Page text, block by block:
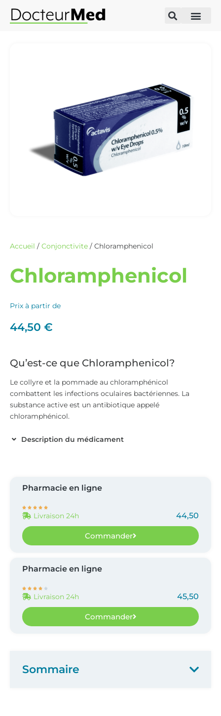
Accueil / Conjonctivite / Chloramphenicol
Chloramphenicol
Prix à partir de
44,50 €
Qu’est-ce que Chloramphenicol?
Le collyre et la pommade au chloramphénicol
combattent les infections oculaires bactériennes. La
substance active est un antibiotique appelé
chloramphénicol.
Description du médicament
Pharmacie en ligne
    
Livraison 24h 44,50
Commander
Pharmacie en ligne
    
Livraison 24h 45,50
Commander
Sommaire